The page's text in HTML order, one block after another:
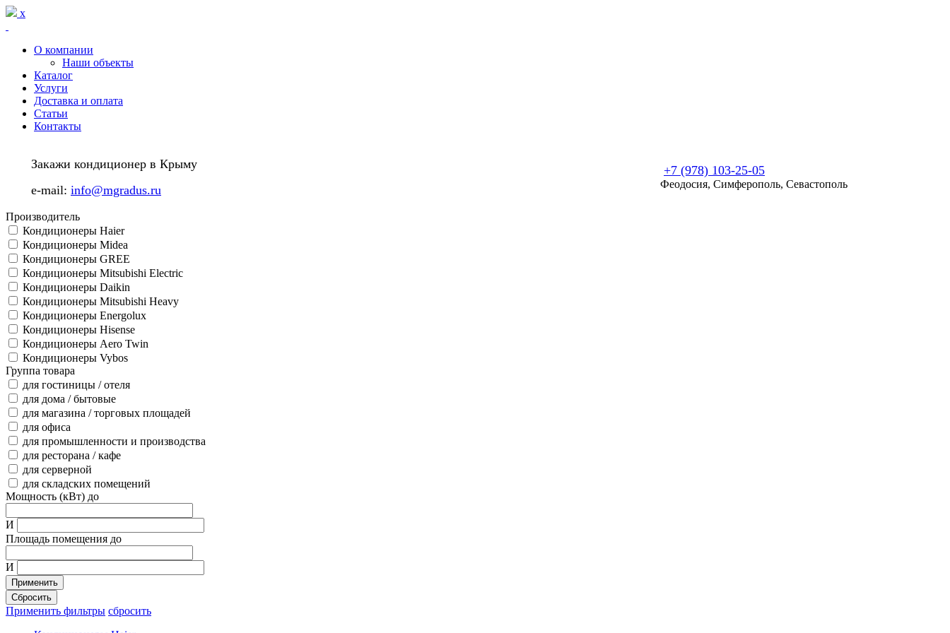
Перейти к основному содержанию
x
О компании
Наши объекты
Каталог
Услуги
Доставка и оплата
Статьи
Контакты
Закажи кондиционер в Крыму
e-mail: info@mgradus.ru
+7 (978) 103-25-05
Феодосия, Симферополь, Севастополь
Производитель
Кондиционеры Haier
Кондиционеры Midea
Кондиционеры GREE
Кондиционеры Mitsubishi Electric
Кондиционеры Daikin
Кондиционеры Mitsubishi Heavy
Кондиционеры Energolux
Кондиционеры Hisense
Кондиционеры Aero Twin
Кондиционеры Vybos
Группа товара
для гостиницы / отеля
для дома / бытовые
для магазина / торговых площадей
для офиса
для промышленности и производства
для ресторана / кафе
для серверной
для складских помещений
Мощность (кВт) до
И
Площадь помещения до
И
Применить
Сбросить
Применить фильтры сбросить